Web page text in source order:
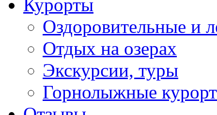
Курорты
Оздоровительные и
Отдых на озерах
Экскурсии, туры
Горнолыжные